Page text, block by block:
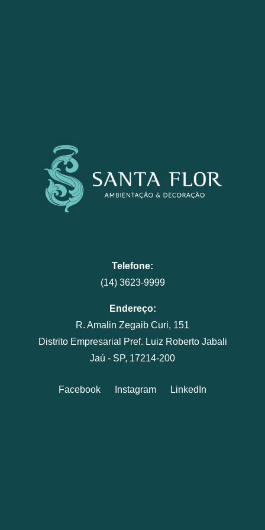
Telefone:
(14) 3623-9999
Endereço:
R. Amalin Zegaib Curi, 151
Distrito Empresarial Pref. Luiz Roberto Jabali
Jaú - SP, 17214-200
Facebook Instagram LinkedIn